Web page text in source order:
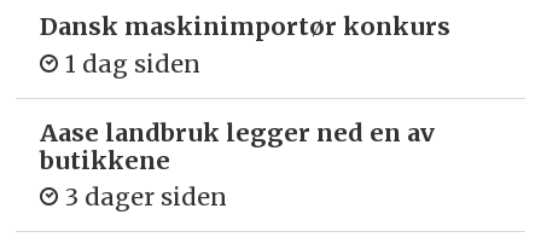
Dansk maskinimportør konkurs
1 dag siden
Aase landbruk legger ned en av
butikkene
3 dager siden